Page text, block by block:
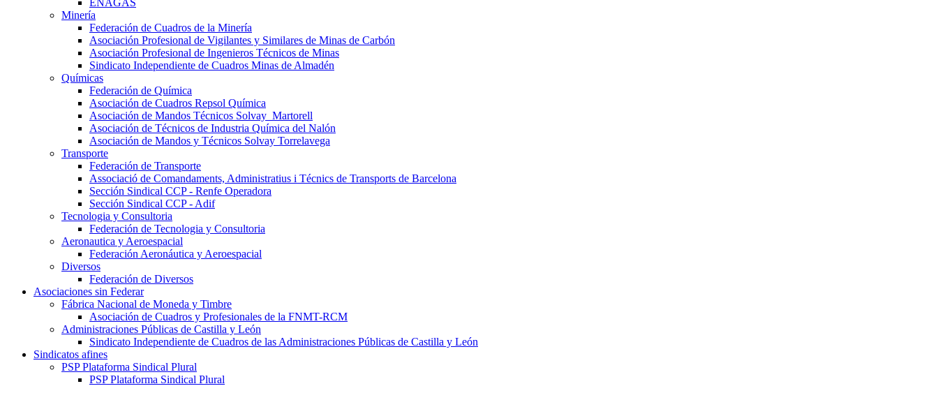
ENAGAS
Minería
Federación de Cuadros de la Minería
Asociación Profesional de Vigilantes y Similares de Minas de Carbón
Asociación Profesional de Ingenieros Técnicos de Minas
Sindicato Independiente de Cuadros Minas de Almadén
Químicas
Federación de Química
Asociación de Cuadros Repsol Química
Asociación de Mandos Técnicos Solvay_Martorell
Asociación de Técnicos de Industria Química del Nalón
Asociación de Mandos y Técnicos Solvay Torrelavega
Transporte
Federación de Transporte
Associació de Comandaments, Administratius i Técnics de Transports de Barcelona
Sección Sindical CCP - Renfe Operadora
Sección Sindical CCP - Adif
Tecnologia y Consultoria
Federación de Tecnologia y Consultoria
Aeronautica y Aeroespacial
Federación Aeronáutica y Aeroespacial
Diversos
Federación de Diversos
Asociaciones sin Federar
Fábrica Nacional de Moneda y Timbre
Asociación de Cuadros y Profesionales de la FNMT-RCM
Administraciones Públicas de Castilla y León
Sindicato Independiente de Cuadros de las Administraciones Públicas de Castilla y León
Sindicatos afines
PSP Plataforma Sindical Plural
PSP Plataforma Sindical Plural